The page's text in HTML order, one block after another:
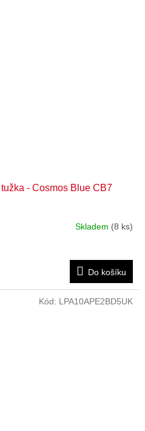
- Cosmos Blue CB7
Skladem (8 ks)
Do košíku
Kód: LPA10APE2BD5UK